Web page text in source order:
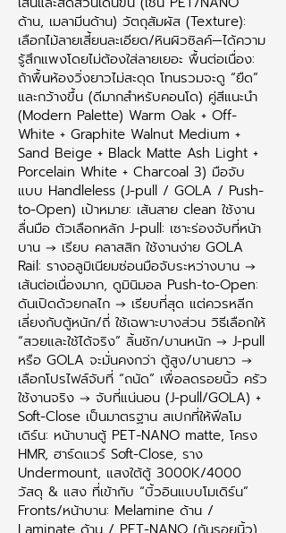
ด้าน, เมลามีนด้าน) วัตถุสัมผัส (Texture):
เลือกไม้ลายเสี้ยนละเอียด/หินผิวซิลค์—ได้ความ
รู้สึกแพงโดยไม่ต้องใส่ลายเยอะ พื้นต่อเนื่อง:
ถ้าพื้นห้องวิ่งยาวไม่สะดุด โทนรวมจะดู “ยืด”
และกว้างขึ้น (ดีมากสำหรับคอนโด) คู่สีแนะนำ
(Modern Palette) Warm Oak + Off-
White + Graphite Walnut Medium +
Sand Beige + Black Matte Ash Light +
Porcelain White + Charcoal 3) มือจับ
แบบ Handleless (J-pull / GOLA / Push-
to-Open) เป้าหมาย: เส้นสาย clean ใช้งาน
ลื่นมือ ตัวเลือกหลัก J-pull: เซาะร่องจับที่หน้า
บาน → เรียบ คลาสสิก ใช้งานง่าย GOLA
Rail: รางอลูมิเนียมซ่อนมือจับระหว่างบาน →
เส้นต่อเนื่องมาก, ดูมินิมอล Push-to-Open:
ดันเปิดด้วยกลไก → เรียบที่สุด แต่ควรหลีก
เลี่ยงกับตู้หนัก/ถี่ ใช้เฉพาะบางส่วน วิธีเลือกให้
“สวยและใช้ได้จริง” ลิ้นชัก/บานหนัก → J-pull
หรือ GOLA จะมั่นคงกว่า ตู้สูง/บานยาว →
เลือกโปรไฟล์จับที่ “ถนัด” เพื่อลดรอยนิ้ว ครัว
ใช้งานจริง → จับที่แน่นอน (J-pull/GOLA) +
Soft-Close เป็นมาตรฐาน สเปกที่ให้ฟีลโม
เดิร์น: หน้าบานตู้ PET-NANO matte, โครง
HMR, ฮาร์ดแวร์ Soft-Close, ราง
Undermount, แสงใต้ตู้ 3000K/4000
วัสดุ & แสง ที่เข้ากับ “บิ้วอินแบบโมเดิร์น”
Fronts/หน้าบาน: Melamine ด้าน /